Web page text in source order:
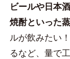
ビールや日本
焼酎といった
ルが飲みたい
るなど、量で